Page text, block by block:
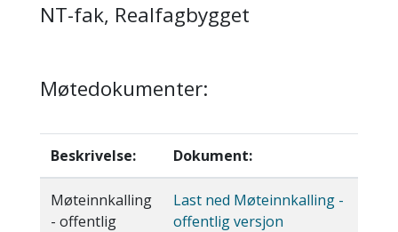
NT-fak, Realfagbygget
Møtedokumenter:
Beskrivelse: Dokument:
Møteinnkalling
- offentlig
Last ned Møteinnkalling -
offentlig versjon